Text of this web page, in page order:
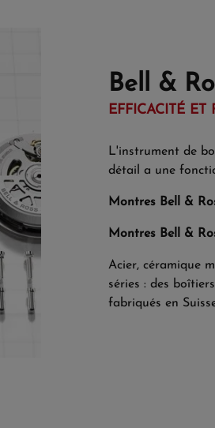
Bell &
EFFICACITÉ ET
L'instrument de
détail a une
Montres Bell &
Montres Bell &
Acier, céramique
séries : des
fabriqués en